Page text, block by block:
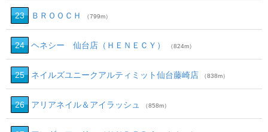
23 ＢＲＯＯＣＨ （799m）
24 ヘネシー 仙台店（ＨＥＮＥＣＹ） （824m）
25 ネイルズユニークアルティミット仙台藤崎店 （838m）
26 アリアネイル＆アイラッシュ （858m）